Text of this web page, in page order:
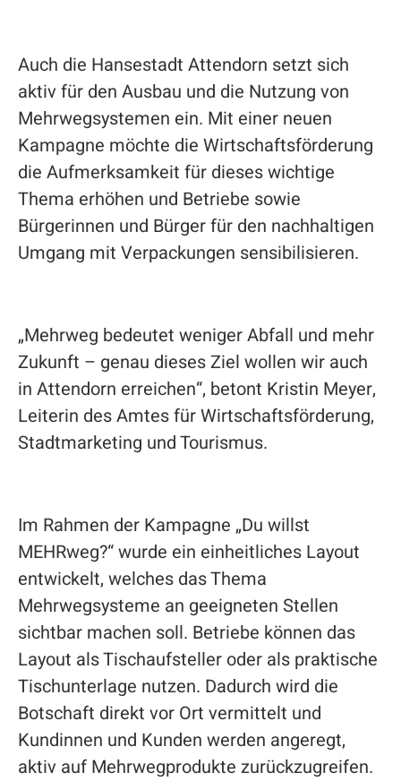
Auch die Hansestadt Attendorn setzt sich
aktiv für den Ausbau und die Nutzung von
Mehrwegsystemen ein. Mit einer neuen
Kampagne möchte die Wirtschaftsförderung
die Aufmerksamkeit für dieses wichtige
Thema erhöhen und Betriebe sowie
Bürgerinnen und Bürger für den nachhaltigen
Umgang mit Verpackungen sensibilisieren.
„Mehrweg bedeutet weniger Abfall und mehr
Zukunft – genau dieses Ziel wollen wir auch
in Attendorn erreichen“, betont Kristin Meyer,
Leiterin des Amtes für Wirtschaftsförderung,
Stadtmarketing und Tourismus.
Im Rahmen der Kampagne „Du willst
MEHRweg?“ wurde ein einheitliches Layout
entwickelt, welches das Thema
Mehrwegsysteme an geeigneten Stellen
sichtbar machen soll. Betriebe können das
Layout als Tischaufsteller oder als praktische
Tischunterlage nutzen. Dadurch wird die
Botschaft direkt vor Ort vermittelt und
Kundinnen und Kunden werden angeregt,
aktiv auf Mehrwegprodukte zurückzugreifen.